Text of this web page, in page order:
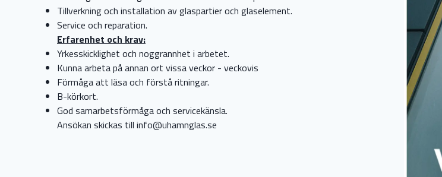
Tillverkning och installation av glaspartier och glaselement.
Service och reparation.
Erfarenhet och krav:
Yrkesskicklighet och noggrannhet i arbetet.
Kunna arbeta på annan ort vissa veckor - veckovis
Förmåga att läsa och förstå ritningar.
B-körkort.
God samarbetsförmåga och servicekänsla.
Ansökan skickas till info@uhamnglas.se